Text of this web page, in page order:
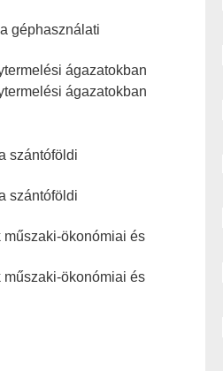
géphasználati
ágazatokban
ágazatokban
szántóföldi
szántóföldi
ökonómiai és
ökonómiai és